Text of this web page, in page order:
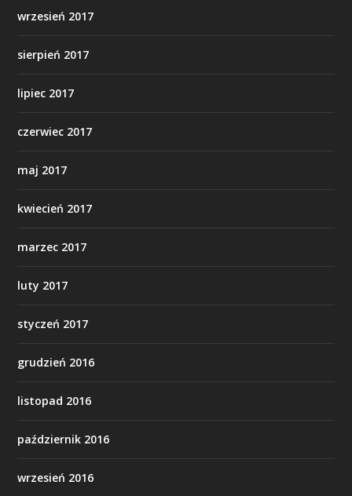
wrzesień 2017
sierpień 2017
lipiec 2017
czerwiec 2017
maj 2017
kwiecień 2017
marzec 2017
luty 2017
styczeń 2017
grudzień 2016
listopad 2016
październik 2016
wrzesień 2016